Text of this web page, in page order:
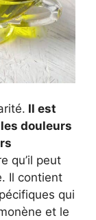
Il est
douleurs
qu’il peut
Il contient
qui
et le